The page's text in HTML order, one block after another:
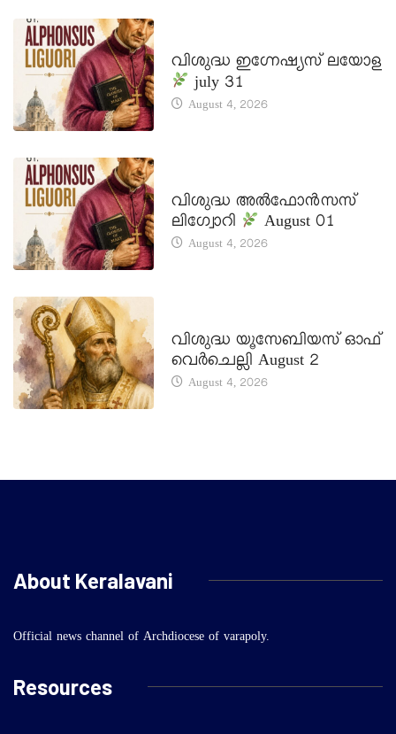
വിശുദ്ധ ഇഗ്നേഷ്യസ് ലയോള
july 31
August 4, 2026
വിശുദ്ധ അൽഫോൻസസ്
ലിഗ്വോറി
August 01
August 4, 2026
വിശുദ്ധ യൂസേബിയസ് ഓഫ്
വെർചെല്ലി August 2
August 4, 2026
About Keralavani
Official news channel of Archdiocese of varapoly.
Resources